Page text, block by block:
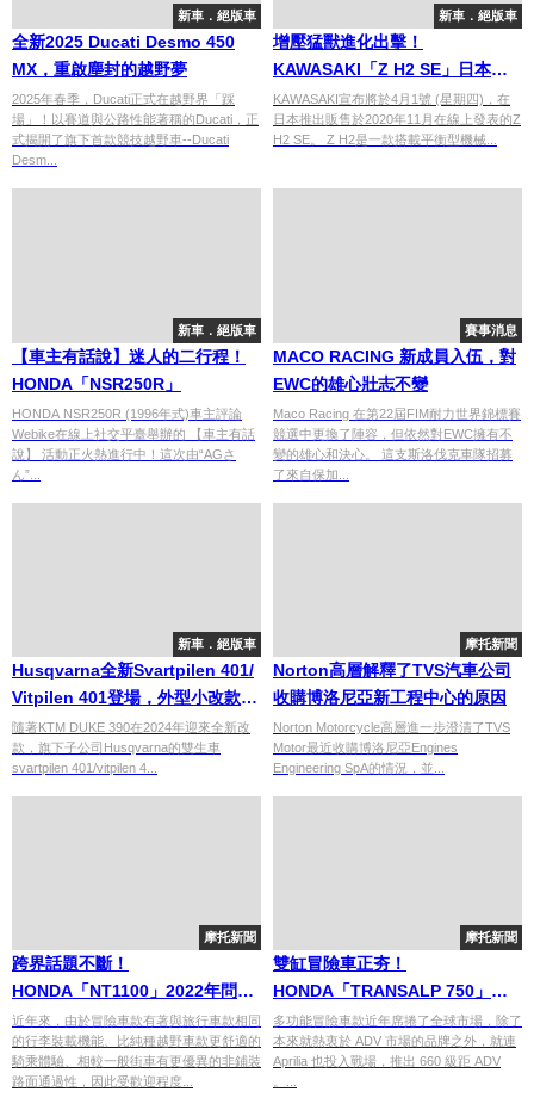
新車．絕版車
全新2025 Ducati Desmo 450
MX，重啟塵封的越野夢
2025年春季，Ducati正式在越野界「踩
場」！以賽道與公路性能著稱的Ducati，正
式揭開了旗下首款競技越野車--Ducati
Desm...
新車．絕版車
增壓猛獸進化出擊！
KAWASAKI「Z H2 SE」日本販
售
KAWASAKI宣布將於4月1號 (星期四)，在
日本推出販售於2020年11月在線上發表的Z
H2 SE。 Z H2是一款搭載平衡型機械...
新車．絕版車
【車主有話說】迷人的二行程！
HONDA「NSR250R」
HONDA NSR250R (1996年式)車主評論
Webike在線上社交平臺舉辦的 【車主有話
說】 活動正火熱進行中！這次由“AGさ
ん”...
賽事消息
MACO RACING 新成員入伍，對
EWC的雄心壯志不變
Maco Racing 在第22屆FIM耐力世界錦標賽
競選中更換了陣容，但依然對EWC擁有不
變的雄心和決心。 這支斯洛伐克車隊招募
了來自保加...
新車．絕版車
Husqvarna全新Svartpilen 401/
Vitpilen 401登場，外型小改款配
備性能提升
隨著KTM DUKE 390在2024年迎來全新改
款，旗下子公司Husqvarna的雙生車
svartpilen 401/vitpilen 4...
摩托新聞
Norton高層解釋了TVS汽車公司
收購博洛尼亞新工程中心的原因
Norton Motorcycle高層進一步澄清了TVS
Motor最近收購博洛尼亞Engines
Engineering SpA的情況，並...
摩托新聞
跨界話題不斷！
HONDA「NT1100」2022年問
世？
近年來，由於冒險車款有著與旅行車款相同
的行李裝載機能、比純種越野車款更舒適的
騎乘體驗、相較一般街車有更優異的非鋪裝
路面通過性，因此受歡迎程度...
摩托新聞
雙缸冒險車正夯！
HONDA「TRANSALP 750」開
發中？
多功能冒險車款近年席捲了全球市場，除了
本來就熱衷於 ADV 市場的品牌之外，就連
Aprilia 也投入戰場，推出 660 級距 ADV